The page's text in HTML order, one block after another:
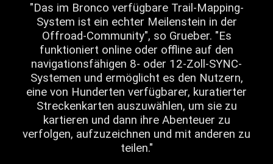
"Das im Bronco verfügbare Trail-Mapping-
System ist ein echter Meilenstein in der
Offroad-Community", so Grueber. "Es
funktioniert online oder offline auf den
navigationsfähigen 8- oder 12-Zoll-SYNC-
Systemen und ermöglicht es den Nutzern,
eine von Hunderten verfügbarer, kuratierter
Streckenkarten auszuwählen, um sie zu
kartieren und dann ihre Abenteuer zu
verfolgen, aufzuzeichnen und mit anderen zu
teilen."